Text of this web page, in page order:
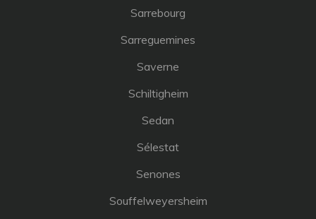
Sarrebourg
Sarreguemines
Saverne
Schiltigheim
Sedan
Sélestat
Senones
Souffelweyersheim